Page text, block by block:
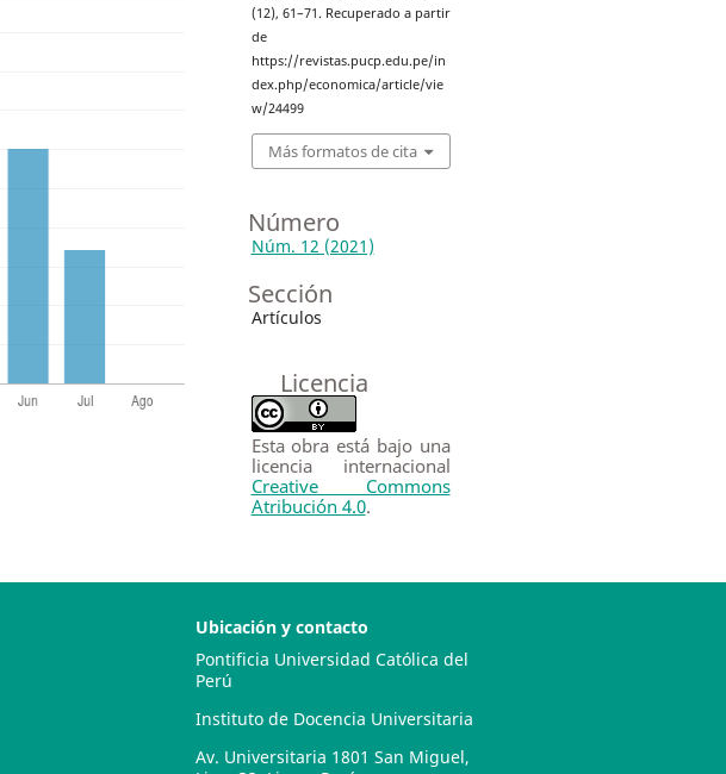
(12), 61–71. Recuperado a partir
de
https://revistas.pucp.edu.pe/in
dex.php/economica/article/vie
w/24499
Más formatos de cita
Número
Núm. 12 (2021)
Sección
Artículos
Licencia
Esta obra está bajo una
licencia internacional
Creative Commons
Atribución 4.0.
Ubicación y contacto
Pontificia Universidad Católica del
Perú
Instituto de Docencia Universitaria
Av. Universitaria 1801 San Miguel,